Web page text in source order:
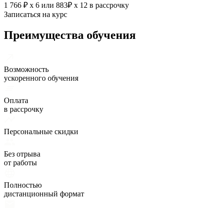
1 766 ₽ х 6 или 883₽ х 12 в рассрочку
Записаться на курс
Преимущества обучения
Возможность
ускоренного обучения
Оплата
в рассрочку
Персональные скидки
Без отрыва
от работы
Полностью
дистанционный формат